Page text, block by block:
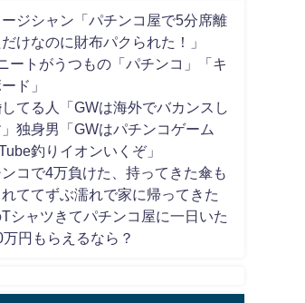
ージシャン「パチンコ屋で5分席離
けなのに財布パクられた！」
ートがうつもの「パチンコ」「キ
ド」
てる人「GWは海外でバカンスし
」独身男「GWはパチンコゲーム
釣りイオンいくぞ」
コで4万負けた、持ってきた傘も
ててずぶ濡れで家に帰ってきた
Tシャツきてパチンコ屋に一日いた
万円もらえるなら？